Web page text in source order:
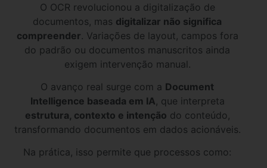
O OCR revolucionou a digitalização de
documentos, mas digitalizar não significa
compreender. Variações de layout, campos fora
do padrão ou documentos manuscritos ainda
exigem intervenção manual.
O avanço real surge com a Document
Intelligence baseada em IA , que interpreta
estrutura, contexto e intenção do conteúdo,
transformando documentos em dados acionáveis.
Na prática, isso permite que processos como: